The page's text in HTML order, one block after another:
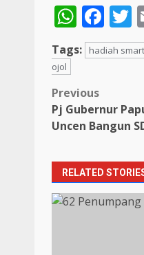
Tags: hadiah
ojol
Post
Previous
Pj Gubernur
Uncen Bangun
RELATED